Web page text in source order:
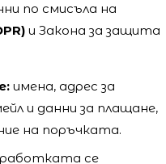
по смисъла на
и Закона за защита
имена, адрес за
и данни за плащане,
на поръчката.
се